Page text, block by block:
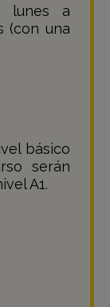
lunes a
(con una
básico
serán
A1.